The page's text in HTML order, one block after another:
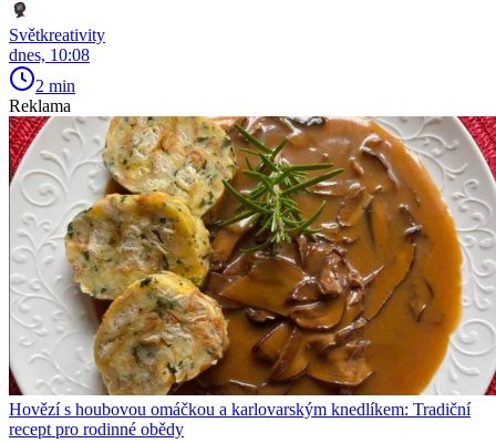
Světkreativity
dnes, 10:08
2 min
Reklama
Hovězí s houbovou omáčkou a karlovarským knedlíkem: Tradiční
recept pro rodinné obědy